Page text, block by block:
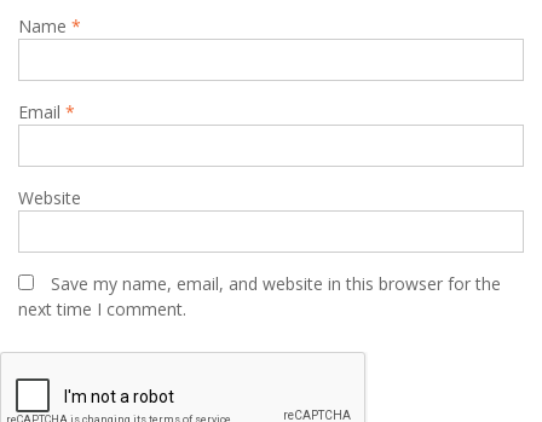
Name *
Email *
Website
Save my name, email, and website in this browser for the
next time I comment.